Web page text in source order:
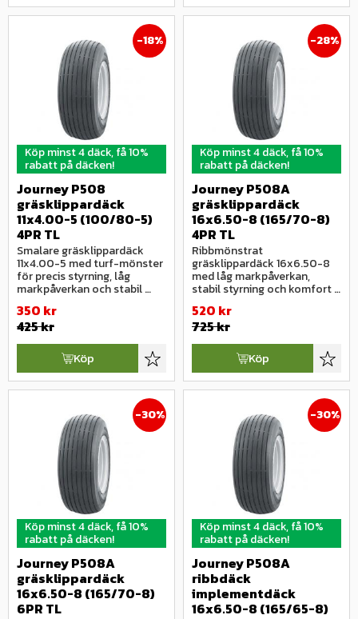
Köp minst 4 däck, få 10%
rabatt på däcken!
Journey P508
gräsklippardäck
11x4.00-5 (100/80-5)
4PR TL
Smalare gräsklippardäck
11x4.00-5 med turf-mönster
för precis styrning, låg
markpåverkan och stabil
gång.
350 kr
425kr
18%
Lägg till i favoriter
Köp
Köp minst 4 däck, få 10%
rabatt på däcken!
Journey P508A
gräsklippardäck
16x6.50-8 (165/70-8)
4PR TL
Ribbmönstrat
gräsklippardäck 16x6.50-8
med låg markpåverkan,
stabil styrning och komfort i
standardutförande.
520 kr
725kr
28%
Lägg
Köp
Köp minst 4 däck, få 10%
rabatt på däcken!
Journey P508A
gräsklippardäck
16x6.50-8 (165/70-8)
6PR TL
30%
Köp minst 4 däck, få 10%
rabatt på däcken!
Journey P508A
ribbdäck
implementdäck
16x6.50-8 (165/65-8)
30%